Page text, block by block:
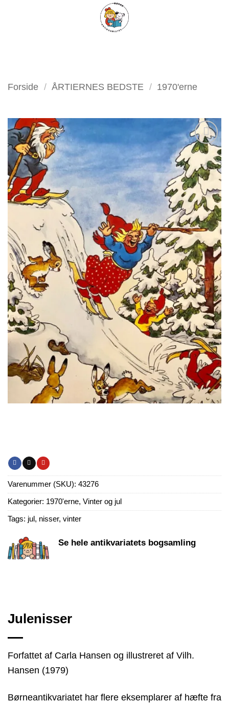
FILTER
Forside / ÅRTIERNES BEDSTE / 1970'erne
Tilføj
som
favorit
Varenummer (SKU): 43276
Kategorier: 1970'erne, Vinter og jul
Tags: jul, nisser, vinter
Se hele antikvariatets bogsamling
Julenisser
Forfattet af Carla Hansen og illustreret af Vilh.
Hansen (1979)
Børneantikvariatet har flere eksemplarer af hæfte fra